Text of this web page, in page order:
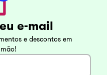
e-mail
e descontos em